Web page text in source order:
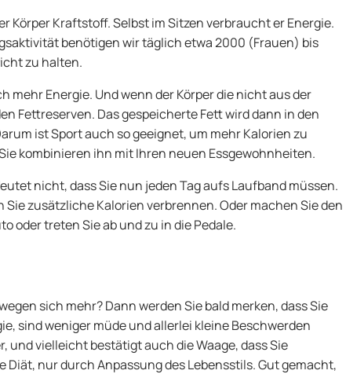
Körper Kraftstoff. Selbst im Sitzen verbraucht er Energie.
benötigen wir täglich etwa 2000 (Frauen) bis
zu halten.
Energie. Und wenn der Körper die nicht aus der
Fettreserven. Das gespeicherte Fett wird dann in den
ist Sport auch so geeignet, um mehr Kalorien zu
kombinieren ihn mit Ihren neuen Essgewohnheiten.
nicht, dass Sie nun jeden Tag aufs Laufband müssen.
zusätzliche Kalorien verbrennen. Oder machen Sie den
oder treten Sie ab und zu in die Pedale.
sich mehr? Dann werden Sie bald merken, dass Sie
sind weniger müde und allerlei kleine Beschwerden
und vielleicht bestätigt auch die Waage, dass Sie
Diät, nur durch Anpassung des Lebensstils. Gut gemacht,